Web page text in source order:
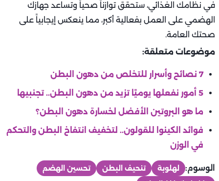
في نظامك الغذائي، ستحقق توازناً صحياً وتساعد جهازك
الهضمي على العمل بفعالية أكبر، مما ينعكس إيجابياً على
صحتك العامة.
موضوعات متعلقة:
7 نصائح وأسرار للتخلص من دهون البطن
5 أمور نفعلها يوميًا تزيد من دهون البطن.. تجنبيها
ما هو البروتين الأفضل لخسارة دهون البطن؟
فوائد الكينوا للقولون.. لتخفيف انتفاخ البطن والتحكم
في الوزن
الوسوم: لهلوبة تنحيف البطن
تحسين الهضم